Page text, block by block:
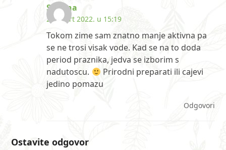
Simona
24. mart 2022. u 15:19
Tokom zime sam znatno manje aktivna pa
se ne trosi visak vode. Kad se na to doda
period praznika, jedva se izborim s
nadutoscu.
Prirodni preparati ili cajevi
jedino pomazu
Odgovori
Ostavite odgovor